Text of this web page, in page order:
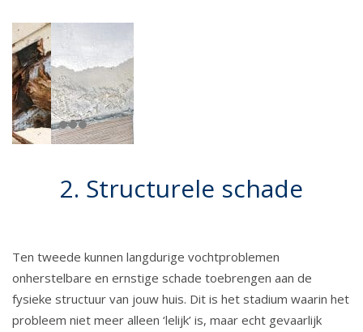
2. Structurele schade
Ten tweede kunnen langdurige vochtproblemen
onherstelbare en ernstige schade toebrengen aan de
fysieke structuur van jouw huis. Dit is het stadium waarin het
probleem niet meer alleen ‘lelijk’ is, maar echt gevaarlijk